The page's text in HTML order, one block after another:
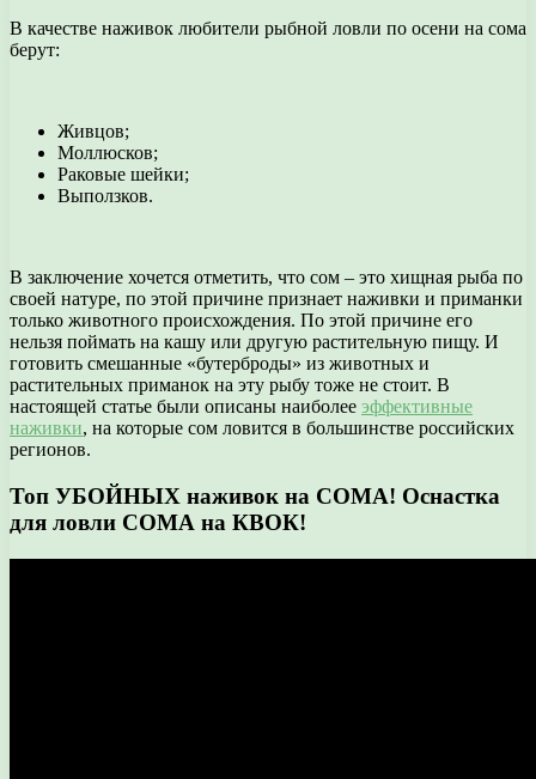
В качестве наживок любители рыбной ловли по осени на сома
берут:
Живцов;
Моллюсков;
Раковые шейки;
Выползков.
В заключение хочется отметить, что сом – это хищная рыба по
своей натуре, по этой причине признает наживки и приманки
только животного происхождения. По этой причине его
нельзя поймать на кашу или другую растительную пищу. И
готовить смешанные «бутерброды» из животных и
растительных приманок на эту рыбу тоже не стоит. В
настоящей статье были описаны наиболее эффективные
наживки, на которые сом ловится в большинстве российских
регионов.
Топ УБОЙНЫХ наживок на СОМА! Оснастка
для ловли СОМА на КВОК!